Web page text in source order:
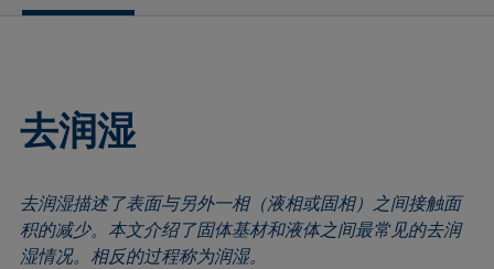
吸附系数
前进角
基线
气泡压力张力仪
发泡剂
Fowkes法
滞后角
界面流变，表面流变
多项式法
后退角
棒法
滚动角
顶视距离法
Washburn法
润湿性
润湿长度
去润湿
去润湿描述了表面与另外一相（液相或固相）之间接触面
积的减少。本文介绍了固体基材和液体之间最常见的去润
湿情况。相反的过程称为润湿。